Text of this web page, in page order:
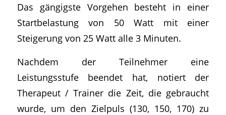
Das gängigste Vorgehen besteht in einer
Startbelastung von 50 Watt mit einer
Steigerung von 25 Watt alle 3 Minuten.
Nachdem der Teilnehmer eine
Leistungsstufe beendet hat, notiert der
Therapeut / Trainer die Zeit, die gebraucht
wurde, um den Zielpuls (130, 150, 170) zu